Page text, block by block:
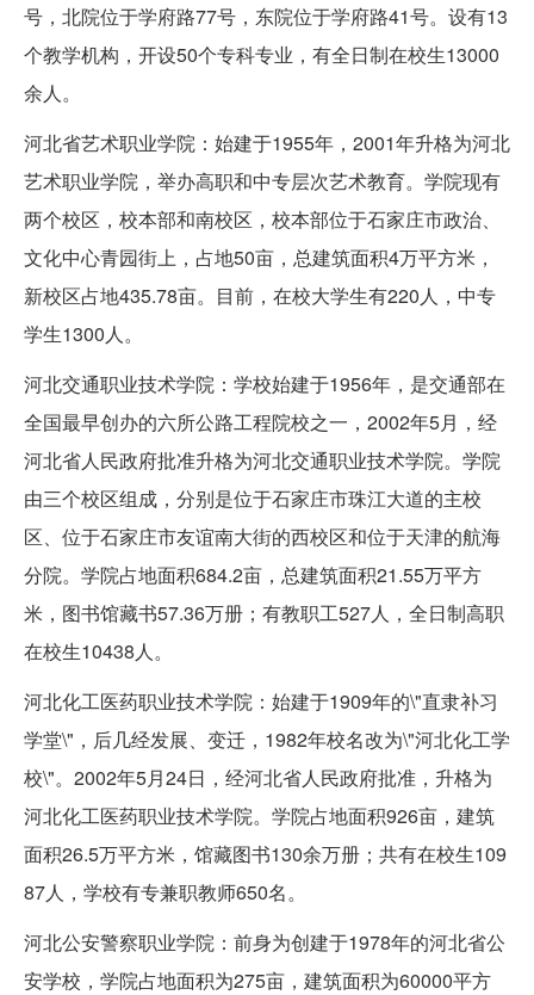
号，北院位于学府路77号，东院位于学府路41号。设有13
个教学机构，开设50个专科专业，有全日制在校生13000
余人。
河北省艺术职业学院：始建于1955年，2001年升格为河北
艺术职业学院，举办高职和中专层次艺术教育。学院现有
两个校区，校本部和南校区，校本部位于石家庄市政治、
文化中心青园街上，占地50亩，总建筑面积4万平方米，
新校区占地435.78亩。目前，在校大学生有220人，中专
学生1300人。
河北交通职业技术学院：学校始建于1956年，是交通部在
全国最早创办的六所公路工程院校之一，2002年5月，经
河北省人民政府批准升格为河北交通职业技术学院。学院
由三个校区组成，分别是位于石家庄市珠江大道的主校
区、位于石家庄市友谊南大街的西校区和位于天津的航海
分院。学院占地面积684.2亩，总建筑面积21.55万平方
米，图书馆藏书57.36万册；有教职工527人，全日制高职
在校生10438人。
河北化工医药职业技术学院：始建于1909年的\"直隶补习
学堂\"，后几经发展、变迁，1982年校名改为\"河北化工学
校\"。2002年5月24日，经河北省人民政府批准，升格为
河北化工医药职业技术学院。学院占地面积926亩，建筑
面积26.5万平方米，馆藏图书130余万册；共有在校生109
87人，学校有专兼职教师650名。
河北公安警察职业学院：前身为创建于1978年的河北省公
安学校，学院占地面积为275亩，建筑面积为60000平方